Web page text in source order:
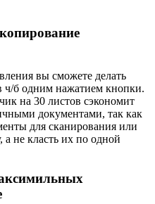
вы сможете делать
ч/б одним нажатием кнопки.
на 30 листов сэкономит
документами, так как
для сканирования или
а не класть их по одной